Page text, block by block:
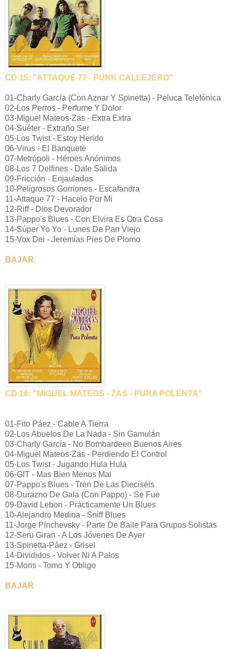
CD 15: "ATTAQUE 77 - PUNK CALLEJERO"
01-Charly García (Con Aznar Y Spinetta) - Peluca Telefónica
02-Los Perros - Perfume Y Dolor
03-Miguel Mateos-Zas - Extra Extra
04-Suéter - Extraño Ser
05-Los Twist - Estoy Herido
06-Virus - El Banquete
07-Metrópoli - Héroes Anónimos
08-Los 7 Delfines - Dale Salida
09-Fricción - Enjaulados
10-Peligrosos Gorriones - Escafandra
11-Attaque 77 - Hacelo Por Mi
12-Riff - Dios Devorador
13-Pappo's Blues - Con Elvira Es Otra Cosa
14-Súper Yo Yo - Lunes De Pan Viejo
15-Vox Dei - Jeremías Pies De Plomo
BAJAR
CD 16: "MIGUEL MATEOS - ZAS - PURA POLENTA"
01-Fito Páez - Cable A Tierra
02-Los Abuelos De La Nada - Sin Gamulán
03-Charly García - No Bombardeen Buenos Aires
04-Miguel Mateos-Zas - Perdiendo El Control
05-Los Twist - Jugando Hula Hula
06-GIT - Mas Bien Menos Mal
07-Pappo's Blues - Tren De Las Dieciséis
08-Durazno De Gala (Con Pappo) - Se Fue
09-David Lebon - Prácticamente Un Blues
10-Alejandro Medina - Sniff Blues
11-Jorge Pinchevsky - Parte De Baile Para Grupos Solistas
12-Seru Giran - A Los Jóvenes De Ayer
13-Spinetta-Páez - Grisel
14-Divididos - Volver Ni A Palos
15-Moris - Tomo Y Obligo
BAJAR